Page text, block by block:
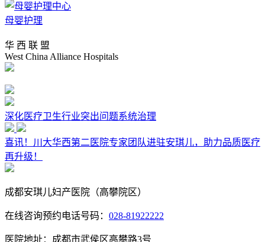
母婴护理
华 西 联 盟
West China Alliance Hospitals
深化医疗卫生行业突出问题系统治理
喜讯！川大华西第二医院专家团队进驻安琪儿，助力品质医疗
再升级！
成都安琪儿妇产医院（高攀院区）
在线咨询预约电话号码： 028-81922222
医院地址：成都市武侯区高攀路3号